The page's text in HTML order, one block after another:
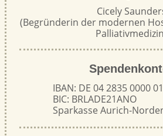
Cicely
(Begründerin der modernen
IBAN: DE 04 2835 0000
BIC: BRLADE21ANO
Sparkasse Aurich-